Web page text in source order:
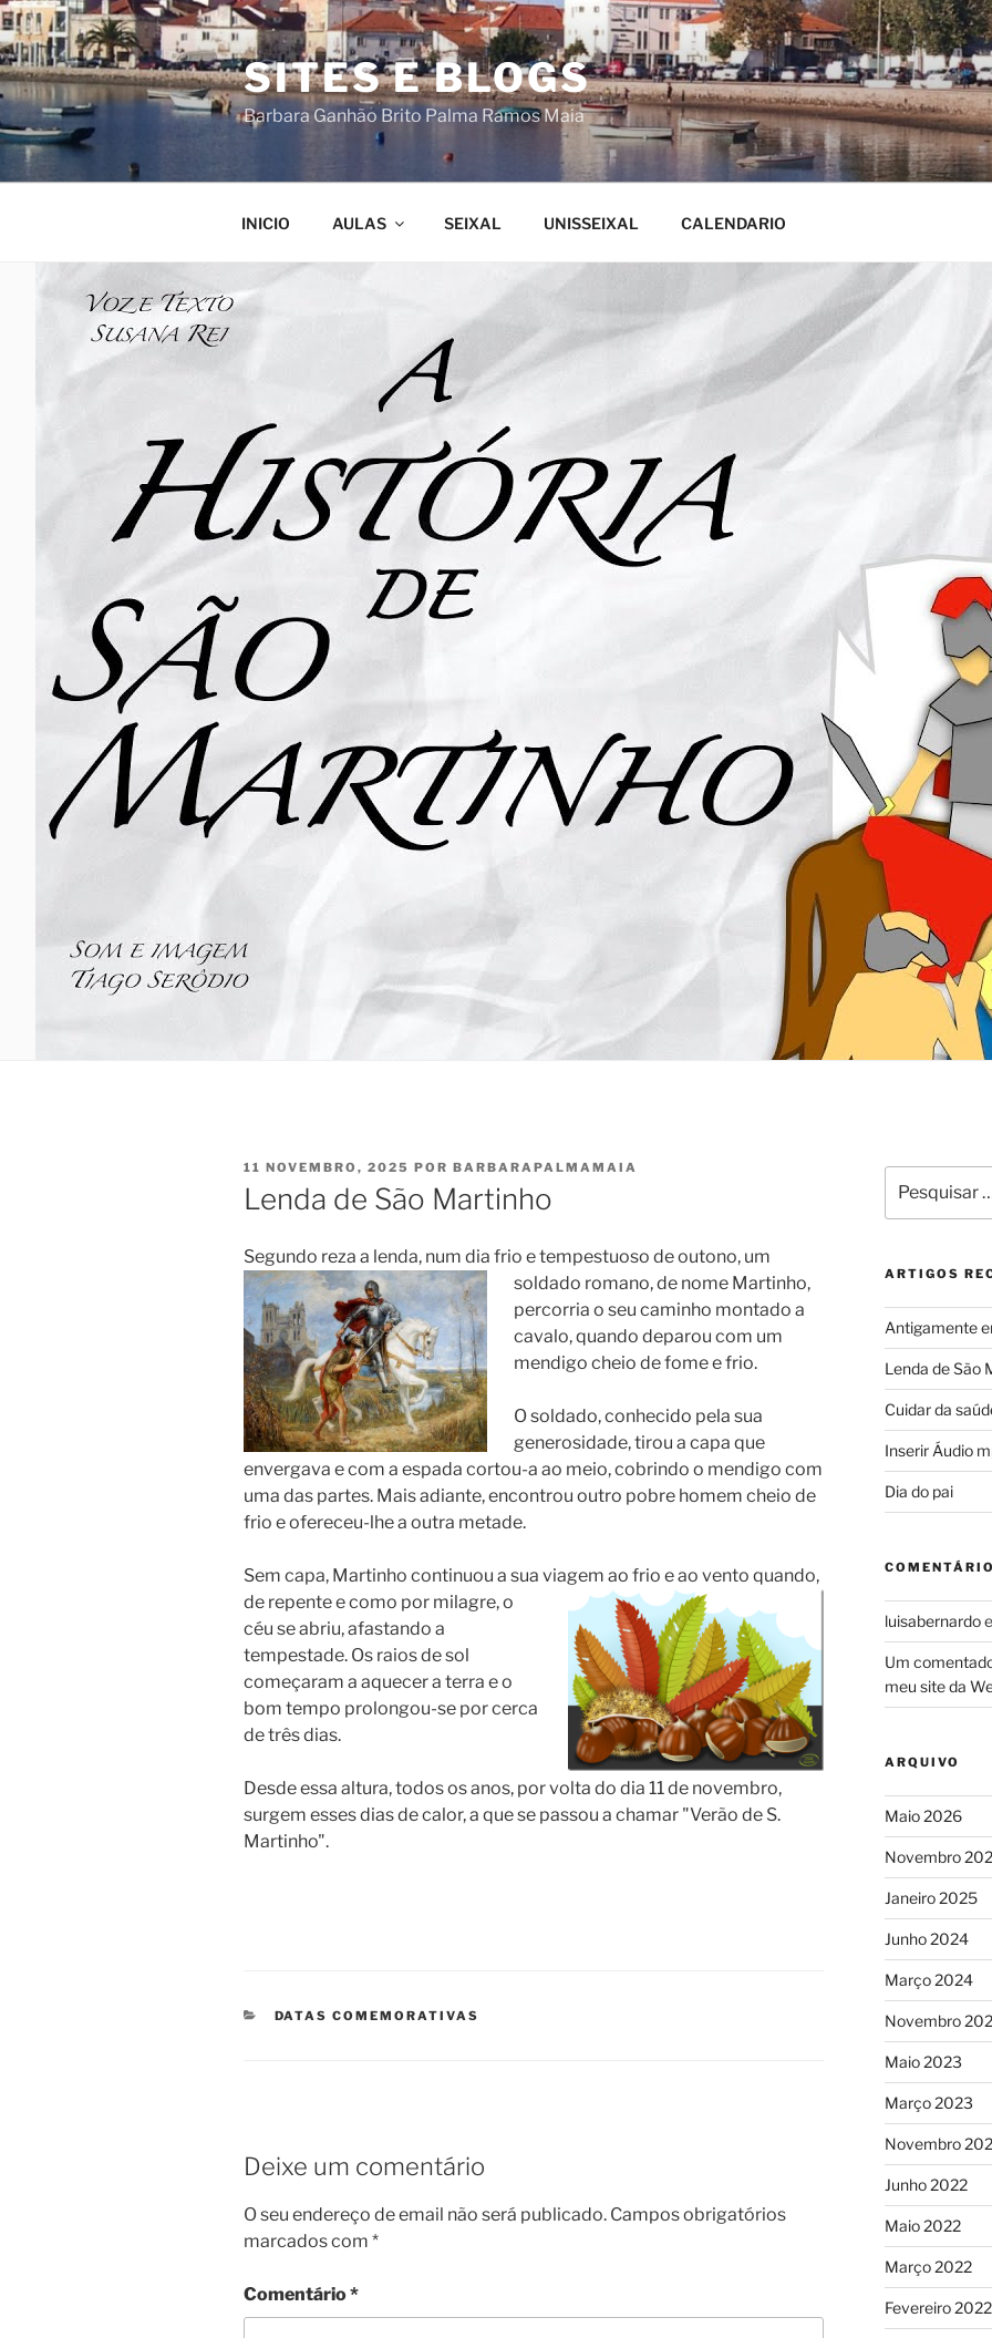
Saltar
para
o
conteúdo
SITES E BLOGS
Barbara Ganhão Brito Palma Ramos Maia
INICIO AULAS SEIXAL UNISSEIXAL CALENDARIO
PUBLICADO
EM
11 NOVEMBRO, 2025 POR BARBARAPALMAMAIA
Lenda de São Martinho
Segundo reza a lenda, num dia frio e tempestuoso de outono, um
soldado romano, de nome Martinho,
percorria o seu caminho montado a
cavalo, quando deparou com um
mendigo cheio de fome e frio.
O soldado, conhecido pela sua
generosidade, tirou a capa que
envergava e com a espada cortou-a ao meio, cobrindo o mendigo com
uma das partes. Mais adiante, encontrou outro pobre homem cheio de
frio e ofereceu-lhe a outra metade.
Sem capa, Martinho continuou a sua viagem ao frio e ao vento quando,
de repente e como por milagre, o
céu se abriu, afastando a
tempestade. Os raios de sol
começaram a aquecer a terra e o
bom tempo prolongou-se por cerca
de três dias.
Desde essa altura, todos os anos, por volta do dia 11 de novembro,
surgem esses dias de calor, a que se passou a chamar "Verão de S.
Martinho".
CATEGORIAS
DATAS COMEMORATIVAS
Deixe um comentário
O seu endereço de email não será publicado. Campos obrigatórios
marcados com *
Comentário*
por:
ARTIGOS
Antigamente
Lenda de São
Cuidar da
Inserir Áudio
Dia do pai
luisabernardo
Um
meu site da
ARQUIVO
Maio 2026
Novembro
Janeiro 2025
Junho 2024
Março 2024
Novembro
Maio 2023
Março 2023
Novembro
Junho 2022
Maio 2022
Março 2022
Fevereiro 2022